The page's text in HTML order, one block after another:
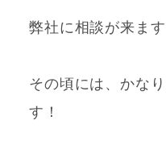
弊社に相談が来ます
その頃には、かな
す！